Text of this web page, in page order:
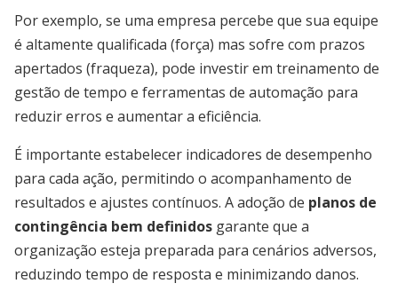
Por exemplo, se uma empresa percebe que sua equipe
é altamente qualificada (força) mas sofre com prazos
apertados (fraqueza), pode investir em treinamento de
gestão de tempo e ferramentas de automação para
reduzir erros e aumentar a eficiência.
É importante estabelecer indicadores de desempenho
para cada ação, permitindo o acompanhamento de
resultados e ajustes contínuos. A adoção de planos de
contingência bem definidos garante que a
organização esteja preparada para cenários adversos,
reduzindo tempo de resposta e minimizando danos.